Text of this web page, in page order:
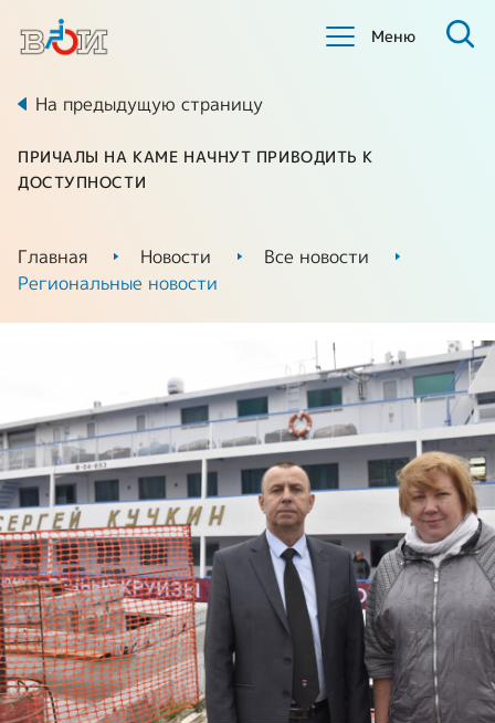
Меню
На предыдущую страницу
ПРИЧАЛЫ НА КАМЕ НАЧНУТ ПРИВОДИТЬ К
ДОСТУПНОСТИ
Главная Новости
Все новости
Региональные новости